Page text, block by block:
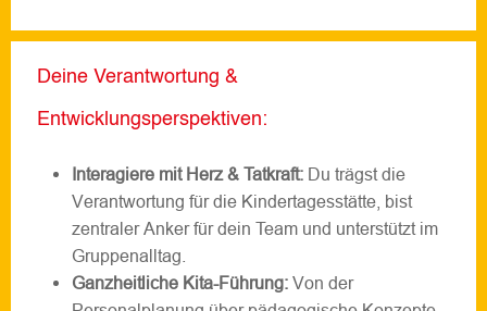
Deine Verantwortung &
Entwicklungsperspektiven:
Interagiere mit Herz & Tatkraft: Du trägst die
Verantwortung für die Kindertagesstätte, bist
zentraler Anker für dein Team und unterstützt im
Gruppenalltag.
Ganzheitliche Kita-Führung: Von der